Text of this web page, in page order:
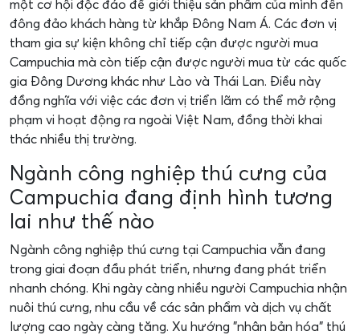
một cơ hội độc đáo để giới thiệu sản phẩm của mình đến
đông đảo khách hàng từ khắp Đông Nam Á. Các đơn vị
tham gia sự kiện không chỉ tiếp cận được người mua
Campuchia mà còn tiếp cận được người mua từ các quốc
gia Đông Dương khác như Lào và Thái Lan. Điều này
đồng nghĩa với việc các đơn vị triển lãm có thể mở rộng
phạm vi hoạt động ra ngoài Việt Nam, đồng thời khai
thác nhiều thị trường.
Ngành công nghiệp thú cưng của
Campuchia đang định hình tương
lai như thế nào
Ngành công nghiệp thú cưng tại Campuchia vẫn đang
trong giai đoạn đầu phát triển, nhưng đang phát triển
nhanh chóng. Khi ngày càng nhiều người Campuchia nhận
nuôi thú cưng, nhu cầu về các sản phẩm và dịch vụ chất
lượng cao ngày càng tăng. Xu hướng "nhân bản hóa" thú